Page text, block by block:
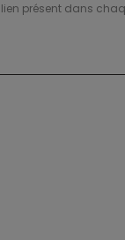
présent dans